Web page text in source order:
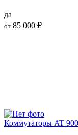
да
от 85 000 ₽
Коммутаторы AT